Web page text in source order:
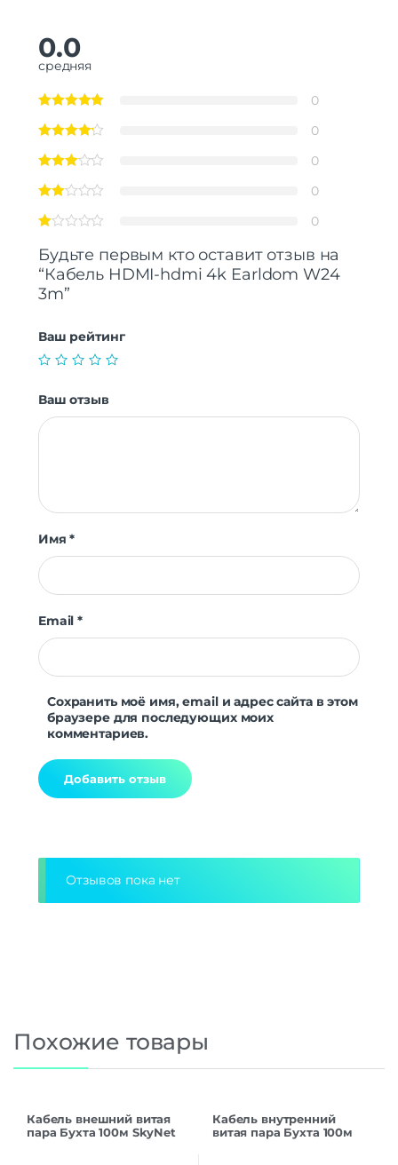
0.0
средняя
0
0
0
0
0
Будьте первым кто оставит отзыв на
“Кабель HDMI-hdmi 4k Earldom W24
3m”
Ваш рейтинг
Ваш отзыв
Имя*
Email*
Сохранить моё имя, email и адрес сайта в этом
браузере для последующих моих
комментариев.
Отзывов пока нет
Похожие товары
Кабель внешний витая
пара Бухта 100м SkyNet
Кабель внутренний
витая пара Бухта 100м